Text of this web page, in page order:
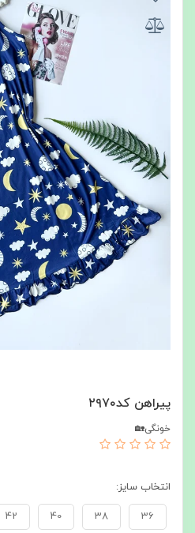
پیراهن کد۲۹۷۰
خونگی🏡
انتخاب سایز:
36
38
40
42